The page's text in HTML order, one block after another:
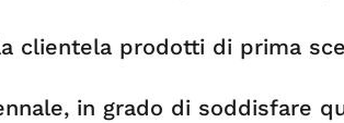
clientela prodotti di prima
in grado di soddisfare